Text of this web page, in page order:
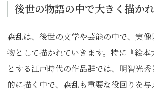
後世の物語の中で大きく描か
森乱は、後世の文学や芸能の中で、実
物として描かれていきます。特に『絵本
とする江戸時代の作品群では、明智光
的に描く中で、森乱も重要な役回りを与